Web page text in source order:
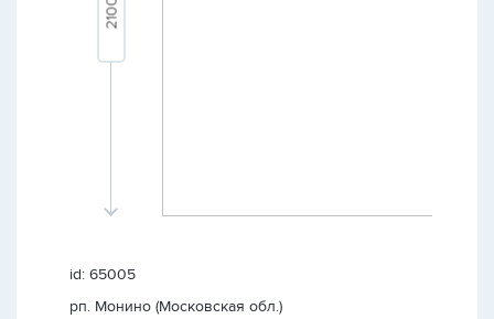
id: 65005
рп. Монино (Московская обл.)